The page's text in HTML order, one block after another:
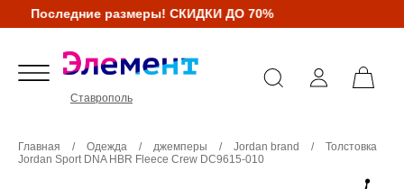
Последние размеры! СКИДКИ ДО 70%
Ставрополь
Главная / Одежда / джемперы / Jordan brand /
Толстовка
Jordan Sport DNA HBR Fleece Crew DC9615-010